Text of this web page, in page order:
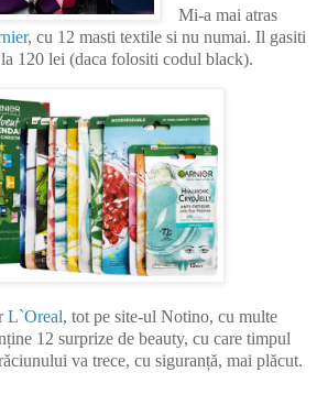
Mi-a mai atras
, cu 12 masti textile si nu numai. Il gasiti
120 lei (daca folositi codul black).
L`Oreal, tot pe site-ul Notino, cu multe
12 surprize de beauty, cu care timpul
va trece, cu siguranță, mai plăcut.